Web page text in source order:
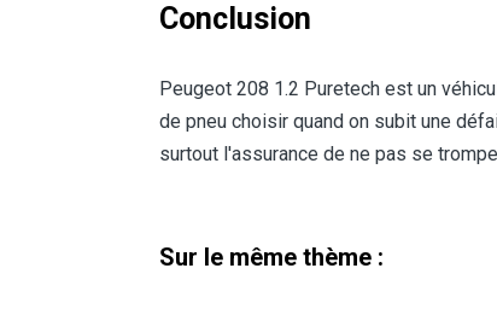
Conclusion
Peugeot 208 1.2 Puretech est un
de pneu choisir quand on subit une
surtout l'assurance de ne pas se
Sur le même thème :